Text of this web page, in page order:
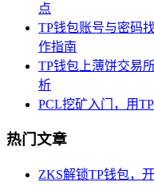
点
TP钱包账号与密码
作指南
TP钱包上薄饼交易
析
PCL挖矿入门，用
热门文章
ZKS解锁TP钱包，